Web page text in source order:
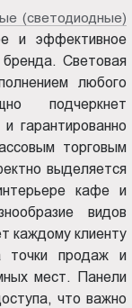
(светодиодные)
и эффективное
Световая
любого
подчеркнет
гарантированно
торговым
выделяется
кафе и
видов
каждому клиенту
точки продаж и
мест. Панели
что важно